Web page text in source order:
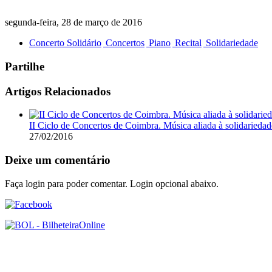
segunda-feira, 28 de março de 2016
Concerto Solidário Concertos Piano Recital Solidariedade
Partilhe
Artigos Relacionados
II Ciclo de Concertos de Coimbra. Música aliada à
27/02/2016
Deixe um comentário
Faça login para poder comentar. Login opcional abaixo.